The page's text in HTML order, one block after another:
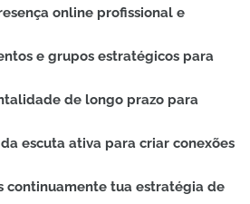
online profissional e
e grupos estratégicos para
de longo prazo para
escuta ativa para criar conexões
continuamente tua estratégia de